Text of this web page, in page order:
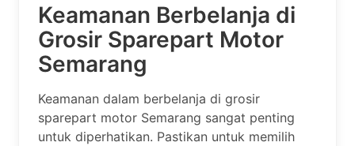
Keamanan Berbelanja di
Grosir Sparepart Motor
Semarang
Keamanan dalam berbelanja di grosir
sparepart motor Semarang sangat penting
untuk diperhatikan. Pastikan untuk memilih